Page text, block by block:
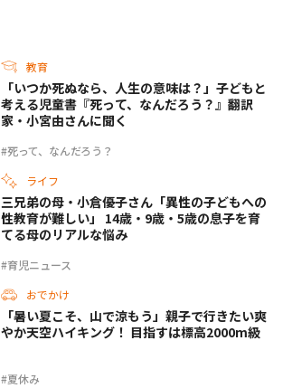
教育
#死って、なんだろう？
「いつか死ぬなら、人生の意味は？」子どもと
考える児童書『死って、なんだろう？』翻訳
家・小宮由さんに聞く
ライフ
#育児ニュース
三兄弟の母・小倉優子さん「異性の子どもへの
性教育が難しい」 14歳・9歳・5歳の息子を育
てる母のリアルな悩み
おでかけ
#夏休み
「暑い夏こそ、山で涼もう」親子で行きたい爽
やか天空ハイキング！ 目指すは標高2000m級